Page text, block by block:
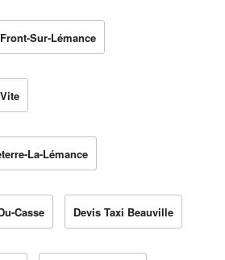
Sur-Lémance
La-Lémance
Casse Devis Taxi Beauville